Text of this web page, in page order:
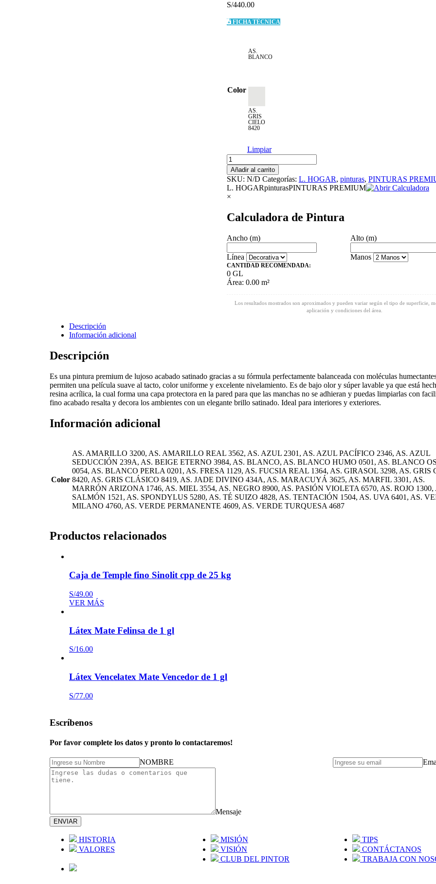
S/440.00
FICHA TÉCNICA
Color
AS.
BLANCO
AS.
GRIS
CIELO
8420
Limpiar
Látex
Satinado
American
Colors
de
cantidad
Añadir al carrito
SKU: N/D Categorías: L. HOGAR, pinturas, PINTURAS
L. HOGARpinturasPINTURAS PREMIUM
×
Calculadora de Pintura
Ancho (m) Alto (m)
Línea Manos
CANTIDAD RECOMENDADA:
0 GL
Área: 0.00 m²
Los resultados mostrados son aproximados y pueden variar según el tipo de superficie,
aplicación y condiciones del área.
Descripción
Información adicional
Descripción
Es una pintura premium de lujoso acabado satinado gracias a su fórmula perfectamente balanceada con moléculas
permiten una película suave al tacto, color uniforme y excelente nivelamiento. Es de bajo olor y súper lavable ya que está
resina acrílica, la cual forma una capa protectora en la pared para que las manchas no se adhieran y puedas limpiarlas con
fino acabado resalta y decora los ambientes con un elegante brillo satinado. Ideal para interiores y exteriores.
Información adicional
Color
AS. AMARILLO 3200, AS. AMARILLO REAL 3562, AS. AZUL 2301, AS. AZUL PACÍFICO 2346, AS. AZUL
SEDUCCIÓN 239A, AS. BEIGE ETERNO 3984, AS. BLANCO, AS. BLANCO HUMO 0501, AS. BLANCO
0054, AS. BLANCO PERLA 0201, AS. FRESA 1129, AS. FUCSIA REAL 1364, AS. GIRASOL 3298, AS. GRIS
8420, AS. GRIS CLÁSICO 8419, AS. JADE DIVINO 434A, AS. MARACUYÁ 3625, AS. MARFIL 3301, AS.
MARRÓN ARIZONA 1746, AS. MIEL 3554, AS. NEGRO 8900, AS. PASIÓN VIOLETA 6570, AS. ROJO 1300,
SALMÓN 1521, AS. SPONDYLUS 5280, AS. TÉ SUIZO 4828, AS. TENTACIÓN 1504, AS. UVA 6401, AS.
MILANO 4760, AS. VERDE PERMANENTE 4609, AS. VERDE TURQUESA 4687
Productos relacionados
Caja de Temple fino Sinolit cpp de 25 kg
S/49.00
VER MÁS
Látex Mate Felinsa de 1 gl
S/16.00
tiene
múltiples
variantes.
Las
se
pueden
en
página
de
producto
Látex Vencelatex Mate Vencedor de 1 gl
S/77.00
tiene
Las
opciones
se
pueden
elegir
de
producto
Escríbenos
Por favor complete los datos y pronto lo contactaremos!
NOMBRE
Mensaje
ENVIAR
HISTORIA
VALORES
MISIÓN
VISIÓN
CLUB DEL PINTOR
TIPS
CONTÁCTANOS
TRABAJA CON